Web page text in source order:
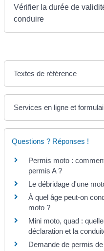
Vérifier la durée de
conduire
Textes de référence
Services en ligne et
Questions ? Réponses !
Permis moto :
permis A ?
Le débridage d'une
À quel âge peut-on
moto ?
Mini moto, quad :
déclaration et la
Demande de permis